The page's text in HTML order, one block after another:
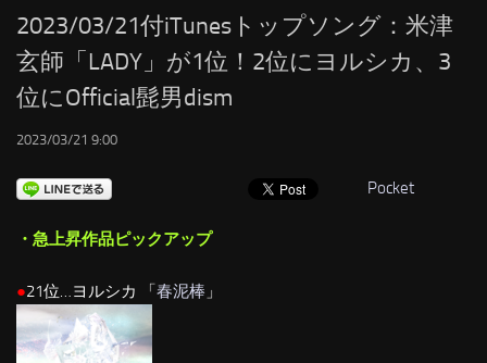
RSS
LINKS
2023/03/21付iTunesトップソング：米津
玄師「LADY」が1位！2位にヨルシカ、3
位にOfficial髭男dism
2023/03/21 9:00
Pocket
・急上昇作品ピックアップ
●21位…ヨルシカ 「春泥棒 」